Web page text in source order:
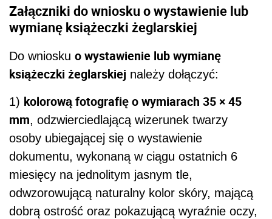
Załączniki do wniosku o wystawienie lub
wymianę książeczki żeglarskiej
Do wniosku o wystawienie lub wymianę
książeczki żeglarskiej należy dołączyć:
1) kolorową fotografię o wymiarach 35 × 45
mm, odzwierciedlającą wizerunek twarzy
osoby ubiegającej się o wystawienie
dokumentu, wykonaną w ciągu ostatnich 6
miesięcy na jednolitym jasnym tle,
odwzorowującą naturalny kolor skóry, mającą
dobrą ostrość oraz pokazującą wyraźnie oczy,